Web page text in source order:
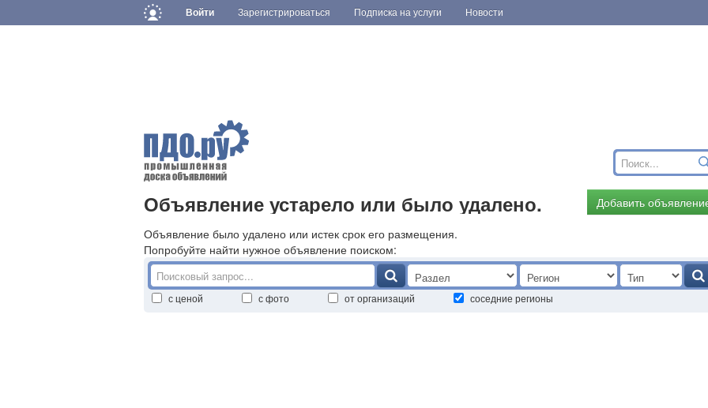
Войти Зарегистрироваться Подписка на услуги Новости
Объявление устарело или было удалено.
Добавить
Объявление было удалено или истек срок его размещения.
Попробуйте найти нужное объявление поиском:
с ценой с фото от организаций соседние регионы